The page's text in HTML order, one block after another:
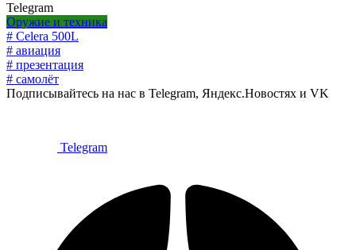
Telegram
Оружие и техника
# Celera 500L
# авиация
# презентация
# самолёт
Подписывайтесь на нас в Telegram, Яндекс.Новостях и VK
Telegram